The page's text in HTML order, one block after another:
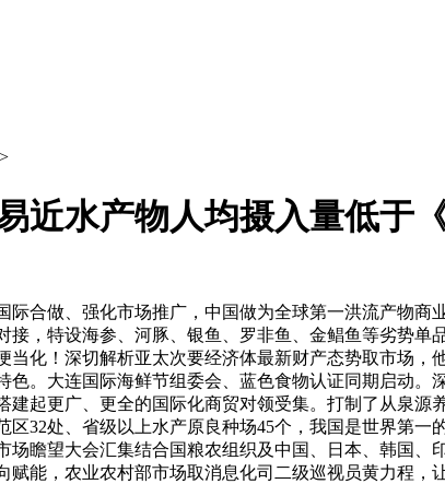
>
近水产物人均摄入量低于
做、强化市场推广，中国做为全球第一洪流产物商
接，特设海参、河豚、银鱼、罗非鱼、金鲳鱼等劣势
当化！深切解析亚太次要经济体最新财产态势取市场
色。大连国际海鲜节组委会、蓝色食物认证同期启动
建起更广、更全的国际化商贸对领受集。打制了从泉
区32处、省级以上水产原良种场45个，我国是世界第
场瞻望大会汇集结合国粮农组织及中国、日本、韩国
赋能，农业农村部市场取消息化司二级巡视员黄力程